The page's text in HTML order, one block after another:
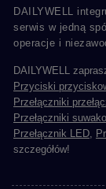
DAILYWELL
serwis w jedną
operacje i
DAILYWELL
Przyciski
Przełączniki
Przełączniki
Przełącznik LED
szczegółów!